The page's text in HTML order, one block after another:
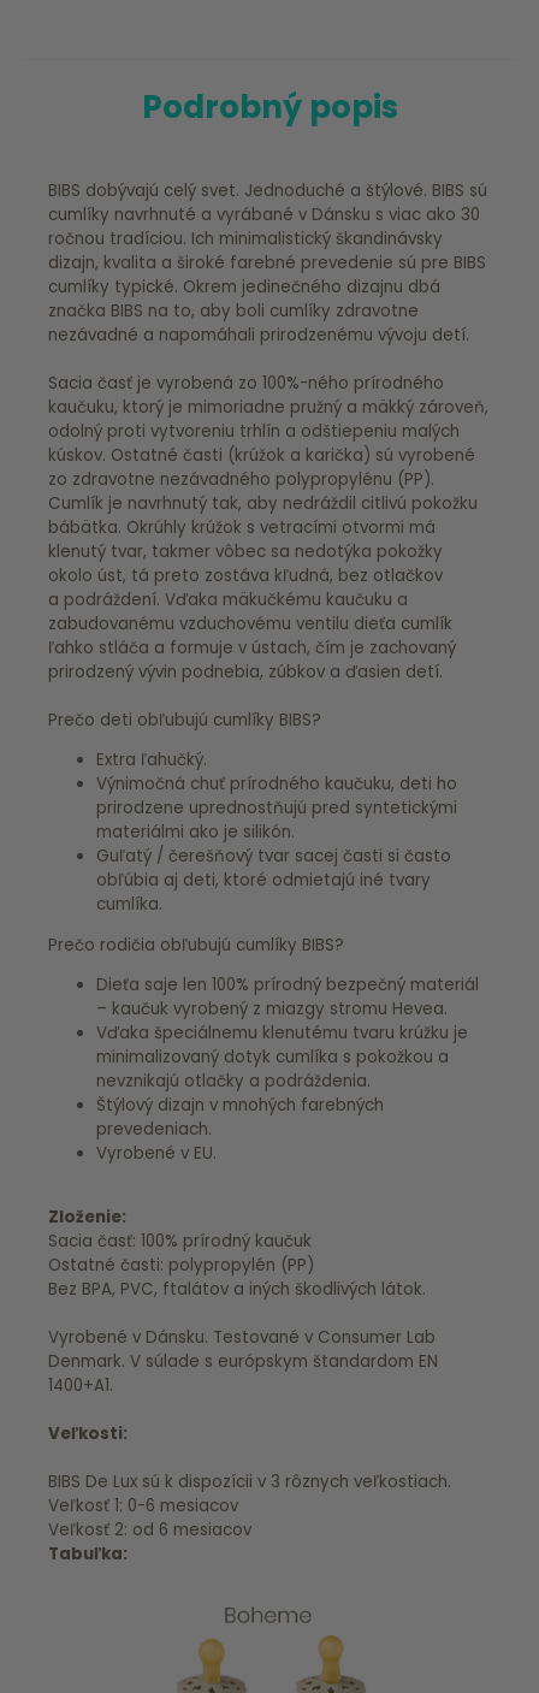
Podrobný popis
BIBS dobývajú celý svet. Jednoduché a štýlové. BIBS sú
cumlíky navrhnuté a vyrábané v Dánsku s viac ako 30
ročnou tradíciou. Ich minimalistický škandinávsky
dizajn, kvalita a široké farebné prevedenie sú pre BIBS
cumlíky typické. Okrem jedinečného dizajnu dbá
značka BIBS na to, aby boli cumlíky zdravotne
nezávadné a napomáhali prirodzenému vývoju detí.
Sacia časť je vyrobená zo 100%-ného prírodného
kaučuku, ktorý je mimoriadne pružný a mäkký zároveň,
odolný proti vytvoreniu trhlín a odštiepeniu malých
kúskov. Ostatné časti (krúžok a karička) sú vyrobené
zo zdravotne nezávadného polypropylénu (PP).
Cumlík je navrhnutý tak, aby nedráždil citlivú pokožku
bábätka. Okrúhly krúžok s vetracími otvormi má
klenutý tvar, takmer vôbec sa nedotýka pokožky
okolo úst, tá preto zostáva kľudná, bez otlačkov
a podráždení. Vďaka mäkučkému kaučuku a
zabudovanému vzduchovému ventilu dieťa cumlík
ľahko stláča a formuje v ústach, čím je zachovaný
prirodzený vývin podnebia, zúbkov a ďasien detí.
Prečo deti obľubujú cumlíky BIBS?
Extra ľahučký.
Výnimočná chuť prírodného kaučuku, deti ho
prirodzene uprednostňujú pred syntetickými
materiálmi ako je silikón.
Guľatý / čerešňový tvar sacej časti si často
obľúbia aj deti, ktoré odmietajú iné tvary
cumlíka.
Prečo rodičia obľubujú cumlíky BIBS?
Dieťa saje len 100% prírodný bezpečný materiál
– kaučuk vyrobený z miazgy stromu Hevea.
Vďaka špeciálnemu klenutému tvaru krúžku je
minimalizovaný dotyk cumlíka s pokožkou a
nevznikajú otlačky a podráždenia.
Štýlový dizajn v mnohých farebných
prevedeniach.
Vyrobené v EU.
Zloženie:
Sacia časť: 100% prírodný kaučuk
Ostatné časti: polypropylén (PP)
Bez BPA, PVC, ftalátov a iných škodlivých látok.
Vyrobené v Dánsku. Testované v Consumer Lab
Denmark. V súlade s európskym štandardom EN
1400+A1.
Veľkosti:
BIBS De Lux sú k dispozícii v 3 rôznych veľkostiach.
Veľkosť 1: 0-6 mesiacov
Veľkosť 2: od 6 mesiacov
Tabuľka: